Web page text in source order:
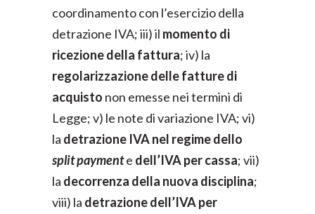
coordinamento con l’esercizio della
detrazione IVA; iii) il momento di
ricezione della fattura; iv) la
regolarizzazione delle fatture di
acquisto non emesse nei termini di
Legge; v) le note di variazione IVA; vi)
la detrazione IVA nel regime dello
split paymente dell’IVA per cassa; vii)
la decorrenza della nuova disciplina;
viii) la detrazione dell’IVA per